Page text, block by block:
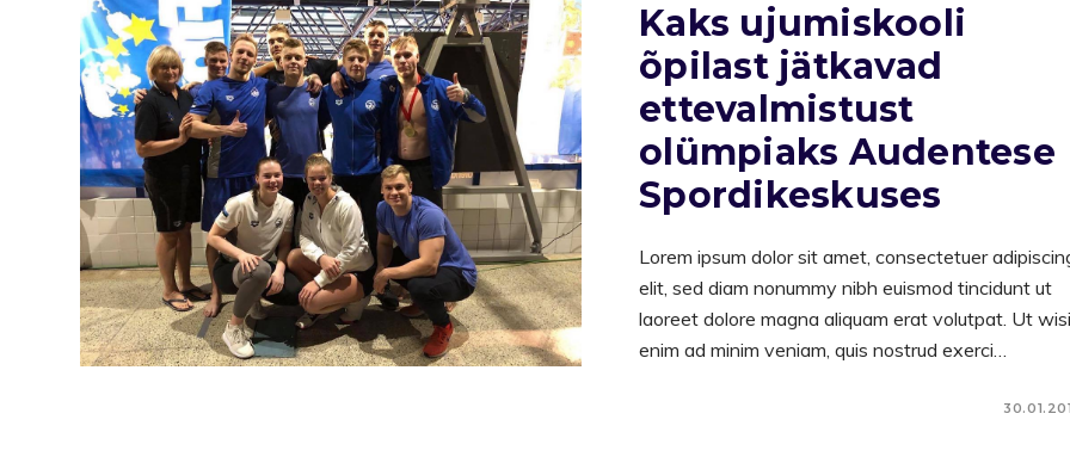
Kaks ujumiskooli
õpilast jätkavad
ettevalmistust
olümpiaks Audentese
Spordikeskuses
Lorem ipsum dolor sit amet, consectetuer
elit, sed diam nonummy nibh euismod tincidunt ut
laoreet dolore magna aliquam erat volutpat. Ut
enim ad minim veniam, quis nostrud exerci…